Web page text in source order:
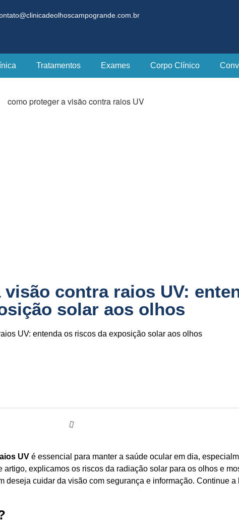
Tratamentos Exames Corpo Clínico
contra raios UV:
solar aos olhos
UV: entenda os riscos da exposição solar aos olhos
UV é essencial para manter a saúde ocular em dia,
explicamos os riscos da radiação solar para os olhos e
deseja cuidar da visão com segurança e informação. Continue a